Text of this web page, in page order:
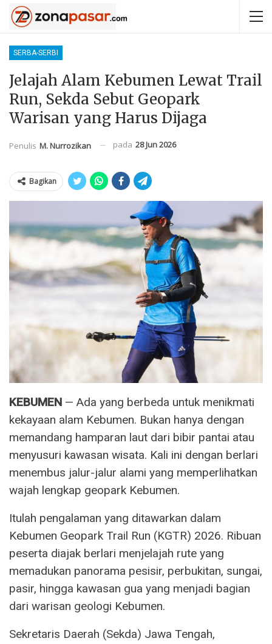
SERBA-SERBI
Jelajah Alam Kebumen Lewat Trail
Run, Sekda Sebut Geopark
Warisan yang Harus Dijaga
Penulis M. Nurrozikan pada 28 Jun 2026
Bagikan
KEBUMEN — Ada yang berbeda untuk menikmati
kekayaan alam Kebumen. Bukan hanya dengan
memandang hamparan laut dari bibir pantai atau
menyusuri kawasan wisata. Kali ini dengan berlari
menembus jalur-jalur alami yang memperlihatkan
wajah lengkap geopark Kebumen.
Itulah pengalaman yang ditawarkan dalam
Kebumen Geopark Trail Run (KGTR) 2026. Ribuan
peserta diajak berlari menjelajah rute yang
memadukan panorama pesisir, perbukitan, sungai,
pasir, hingga kawasan gua yang menjadi bagian
dari warisan geologi Kebumen.
Sekretaris Daerah (Sekda) Jawa Tengah,